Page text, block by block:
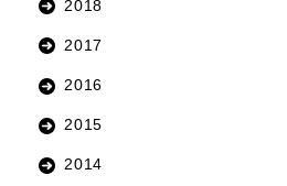
2018
2017
2016
2015
2014